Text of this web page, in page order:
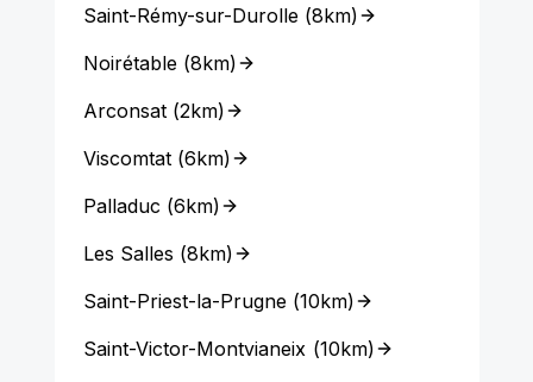
Saint-Rémy-sur-Durolle(8km)
Noirétable(8km)
Arconsat(2km)
Viscomtat(6km)
Palladuc (6km)
Les Salles (8km)
Saint-Priest-la-Prugne(10km)
Saint-Victor-Montvianeix (10km)